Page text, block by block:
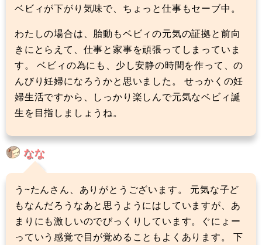
ベビィが下がり気味で、ちょっと仕事もセーブ中。
わたしの場合は、胎動もベビィの元気の証拠と前向
きにとらえて、仕事と家事を頑張ってしまっていま
す。 ベビィの為にも、少し安静の時間を作って、の
んびり妊婦になろうかと思いました。 せっかくの妊
婦生活ですから、しっかり楽しんで元気なベビィ誕
生を目指しましょうね。
なな
う~たんさん、ありがとうございます。 元気な子ど
もなんだろうなあと思うようにはしていますが、あ
まりにも激しいのでびっくりしています。ぐにょー
っていう感覚で目が覚めることもよくあります。 下